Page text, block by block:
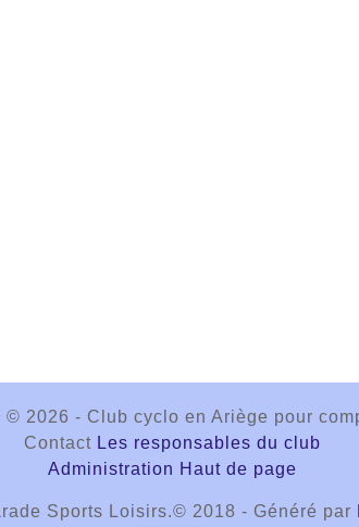
© 2026 - Club cyclo en Ariège pour